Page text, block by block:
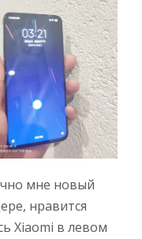
мне новый
нравится
Xiaomi в левом